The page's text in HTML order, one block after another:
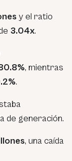
y el ratio
3.04x.
, mientras
.
de generación.
, una caída